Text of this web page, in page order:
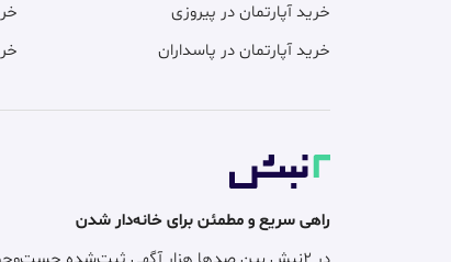
خرید آپارتمان در پیروزی
خرید آپارتمان در پاسداران
راهی سریع و مطمئن برای خانه‌دار شدن